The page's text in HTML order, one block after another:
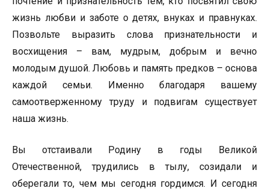
жизнь любви и заботе о детях, внуках и правнуках.
Позвольте выразить слова признательности и
восхищения – вам, мудрым, добрым и вечно
молодым душой. Любовь и память предков – основа
каждой семьи. Именно благодаря вашему
самоотверженному труду и подвигам существует
наша жизнь.
Вы отстаивали Родину в годы Великой
Отечественной, трудились в тылу, созидали и
оберегали то, чем мы сегодня гордимся. И сегодня